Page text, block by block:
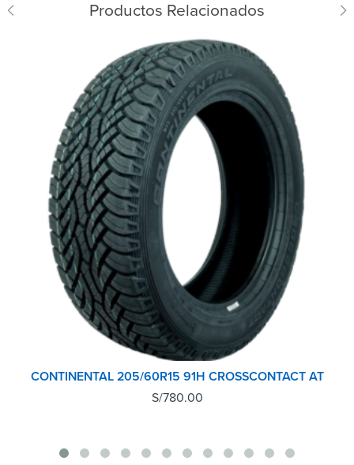
Productos Relacionados
CONTINENTAL 205/60R15 91H CROSSCONTACT AT
S/780.00